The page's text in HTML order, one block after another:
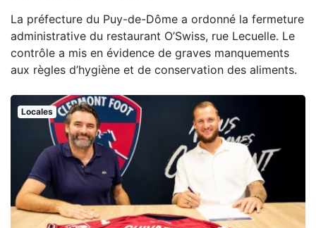
La préfecture du Puy-de-Dôme a ordonné la fermeture
administrative du restaurant O’Swiss, rue Lecuelle. Le
contrôle a mis en évidence de graves manquements
aux règles d’hygiène et de conservation des aliments.
Locales